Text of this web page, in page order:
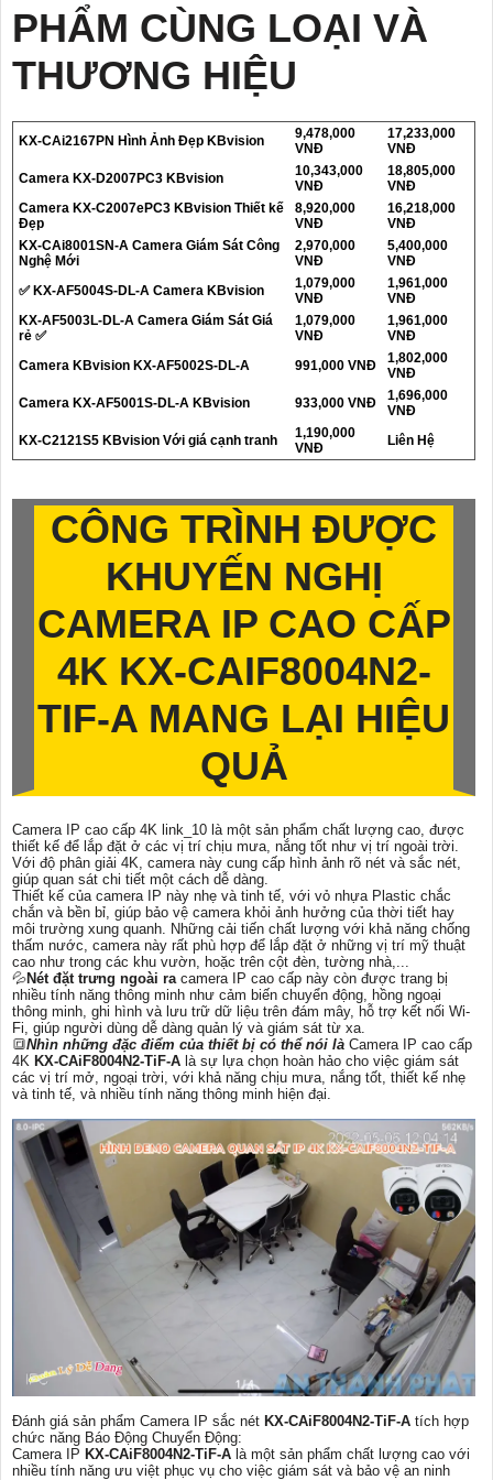
PHẨM CÙNG LOẠI VÀ
THƯƠNG HIỆU
KX-CAi2167PN Hình Ảnh Đẹp KBvision
9,478,000
VNĐ
17,233,000
VNĐ
Camera KX-D2007PC3 KBvision
10,343,000
VNĐ
18,805,000
VNĐ
Camera KX-C2007ePC3 KBvision Thiết kế
Đẹp
8,920,000
VNĐ
16,218,000
VNĐ
KX-CAi8001SN-A Camera Giám Sát Công
Nghệ Mới
2,970,000
VNĐ
5,400,000
VNĐ
✅ KX-AF5004S-DL-A Camera KBvision
1,079,000
VNĐ
1,961,000
VNĐ
KX-AF5003L-DL-A Camera Giám Sát Giá
rẻ ✅
1,079,000
VNĐ
1,961,000
VNĐ
Camera KBvision KX-AF5002S-DL-A
991,000 VNĐ
1,802,000
VNĐ
Camera KX-AF5001S-DL-A KBvision
933,000 VNĐ
1,696,000
VNĐ
KX-C2121S5 KBvision Với giá cạnh tranh
1,190,000
VNĐ
Liên Hệ
CÔNG TRÌNH ĐƯỢC
KHUYẾN NGHỊ
CAMERA IP CAO CẤP
4K KX-CAIF8004N2-
TIF-A MANG LẠI HIỆU
QUẢ
Camera IP cao cấp 4K link_10 là một sản phẩm chất lượng cao, được
thiết kế để lắp đặt ở các vị trí chịu mưa, nắng tốt như vị trí ngoài trời.
Với độ phân giải 4K, camera này cung cấp hình ảnh rõ nét và sắc nét,
giúp quan sát chi tiết một cách dễ dàng.
Thiết kế của camera IP này nhẹ và tinh tế, với vỏ nhựa Plastic chắc
chắn và bền bỉ, giúp bảo vệ camera khỏi ảnh hưởng của thời tiết hay
môi trường xung quanh. Những cải tiến chất lượng với khả năng chống
thấm nước, camera này rất phù hợp để lắp đặt ở những vị trí mỹ thuật
cao như trong các khu vườn, hoặc trên cột đèn, tường nhà,...
💦Nét đặt trưng ngoài ra camera IP cao cấp này còn được trang bị
nhiều tính năng thông minh như cảm biến chuyển động, hồng ngoại
thông minh, ghi hình và lưu trữ dữ liệu trên đám mây, hỗ trợ kết nối Wi-
Fi, giúp người dùng dễ dàng quản lý và giám sát từ xa.
🔳Nhìn những đặc điểm của thiết bị có thể nói là Camera IP cao cấp
4K KX-CAiF8004N2-TiF-A là sự lựa chọn hoàn hảo cho việc giám sát
các vị trí mở, ngoại trời, với khả năng chịu mưa, nắng tốt, thiết kế nhẹ
và tinh tế, và nhiều tính năng thông minh hiện đại.
Đánh giá sản phẩm Camera IP sắc nét KX-CAiF8004N2-TiF-A tích hợp
chức năng Báo Động Chuyển Động:
Camera IP KX-CAiF8004N2-TiF-A là một sản phẩm chất lượng cao với
nhiều tính năng ưu việt phục vụ cho việc giám sát và bảo vệ an ninh